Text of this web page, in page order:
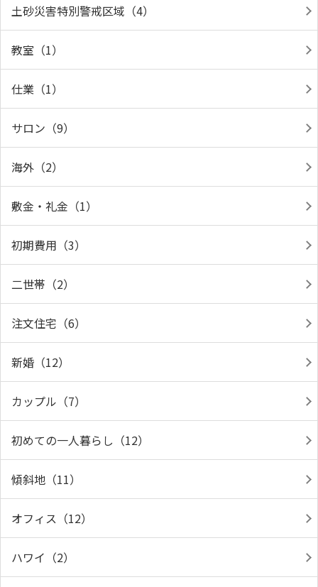
土砂災害特別警戒区域（4）
教室（1）
仕業（1）
サロン（9）
海外（2）
敷金・礼金（1）
初期費用（3）
二世帯（2）
注文住宅（6）
新婚（12）
カップル（7）
初めての一人暮らし（12）
傾斜地（11）
オフィス（12）
ハワイ（2）